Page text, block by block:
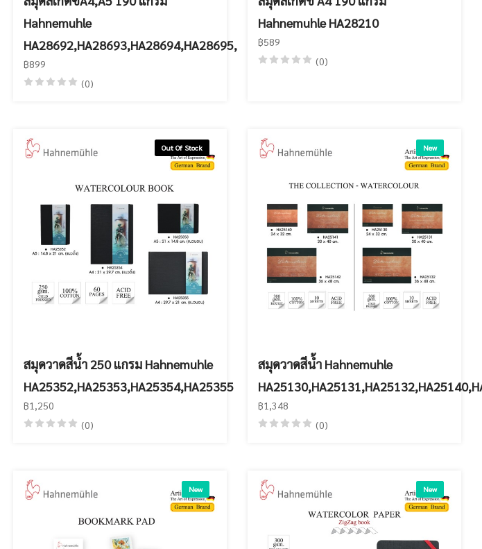
Hahnemuhle
HA28692,HA28693,HA28694,HA28695,
฿899
(0)
Hahnemuhle HA28210
฿589
(0)
Out Of Stock
สมุดวาดสีน้ำ 250 แกรม Hahnemuhle
HA25352,HA25353,HA25354,HA25355
฿1,250
(0)
New
สมุดวาดสีน้ำ Hahnemuhle
฿1,348
(0)
New New